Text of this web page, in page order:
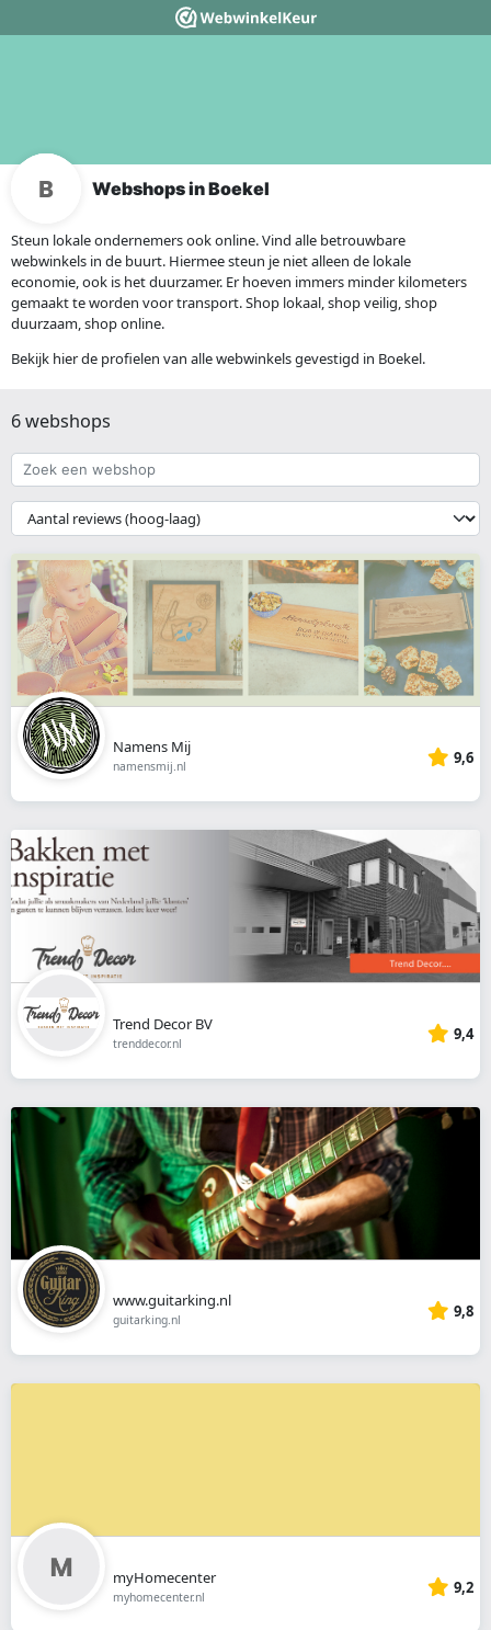
Webshops in Boekel
Steun lokale ondernemers ook online. Vind alle betrouwbare
webwinkels in de buurt. Hiermee steun je niet alleen de lokale
economie, ook is het duurzamer. Er hoeven immers minder kilometers
gemaakt te worden voor transport. Shop lokaal, shop veilig, shop
duurzaam, shop online.
Bekijk hier de profielen van alle webwinkels gevestigd in Boekel.
6 webshops
Zoek
een
webshop
{{
__('Sort')
}}
Namens Mij
namensmij.nl 9,6
Trend Decor BV
trenddecor.nl 9,4
www.guitarking.nl
guitarking.nl 9,8
myHomecenter
myhomecenter.nl 9,2